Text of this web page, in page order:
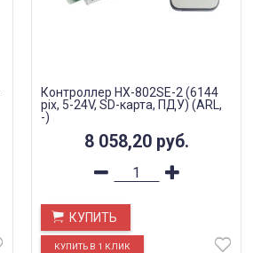
Контроллер HX-802SE-2 (6144
pix, 5-24V, SD-карта, ПДУ) (ARL,
-)
8 058,20 руб.
КУПИТЬ